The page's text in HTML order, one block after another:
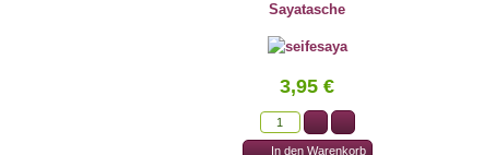
Sayatasche
3,95 €